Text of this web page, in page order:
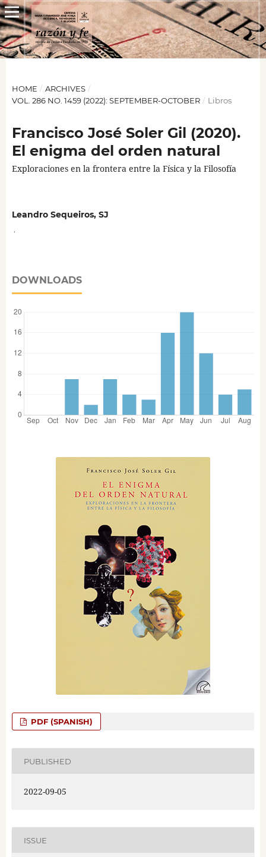
HOME / ARCHIVES /
VOL. 286 NO. 1459 (2022): SEPTEMBER-OCTOBER / Libros
Francisco José Soler Gil (2020).
El enigma del orden natural
Exploraciones en la frontera entre la Física y la Filosofía
Leandro Sequeiros, SJ
DOWNLOADS
PDF (SPANISH)
PUBLISHED
2022-09-05
ISSUE